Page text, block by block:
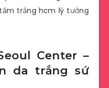
trắng hcm lý tưởng
Center –
da trắng sứ